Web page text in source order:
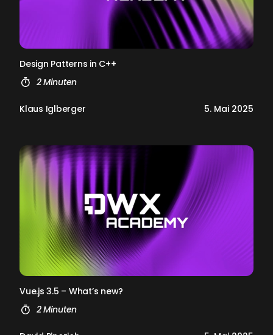
De­sign Pat­terns in C++
2 Minuten
Klaus Iglberger 5. Mai 2025
Vue.js 3.5 – What’s new?
2 Minuten